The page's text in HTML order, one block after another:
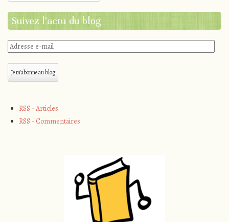
Suivez l'actu du blog
Adresse
mail
Je m'abonne au blog
RSS - Articles
RSS - Commentaires